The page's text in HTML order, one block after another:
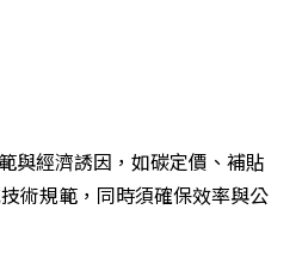
與經濟誘因，如碳定價、補貼
術規範，同時須確保效率與公